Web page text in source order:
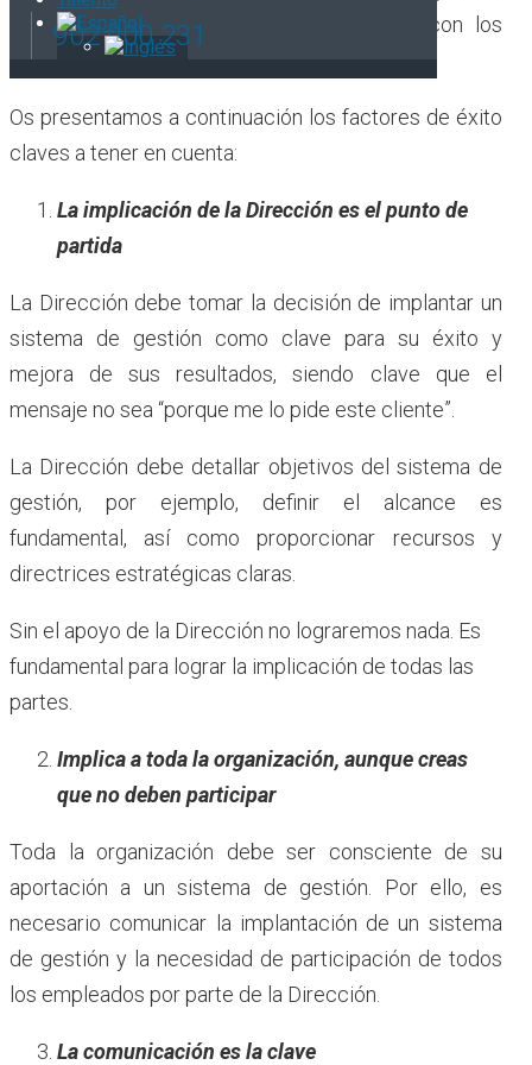
902 900 231
certificado para poder conseguir negocio con los
clientes.
Os presentamos a continuación los factores de éxito
claves a tener en cuenta:
La implicación de la Dirección es el punto de
partida
La Dirección debe tomar la decisión de implantar un
sistema de gestión como clave para su éxito y
mejora de sus resultados, siendo clave que el
mensaje no sea “porque me lo pide este cliente”.
La Dirección debe detallar objetivos del sistema de
gestión, por ejemplo, definir el alcance es
fundamental, así como proporcionar recursos y
directrices estratégicas claras.
Sin el apoyo de la Dirección no lograremos nada. Es
fundamental para lograr la implicación de todas las
partes.
Implica a toda la organización, aunque creas
que no deben participar
Toda la organización debe ser consciente de su
aportación a un sistema de gestión. Por ello, es
necesario comunicar la implantación de un sistema
de gestión y la necesidad de participación de todos
los empleados por parte de la Dirección.
La comunicación es la clave